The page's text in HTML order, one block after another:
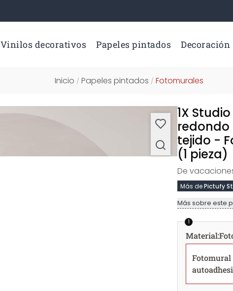
Vinilos decorativos Papeles pintados Decoración
Inicio / Papeles pintados / Fotomurales
1X
tejido -
(1 pieza)
De
Más dePictufy
Más sobre este
1
Material:
Fotomural